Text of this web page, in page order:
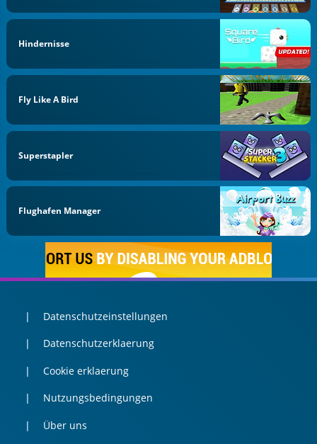
Hindernisse
Fly Like A Bird
Superstapler
Flughafen Manager
Datenschutzeinstellungen
Datenschutzerklaerung
Cookie erklaerung
Nutzungsbedingungen
Über uns